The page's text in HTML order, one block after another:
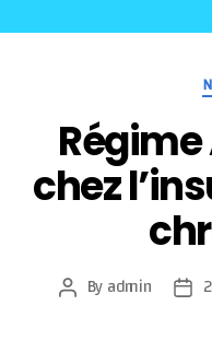
العيادة
chez
PostByadmin
Post